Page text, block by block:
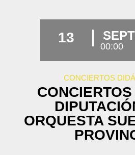
13
00:00
CONCIERTOS
ORQUESTA